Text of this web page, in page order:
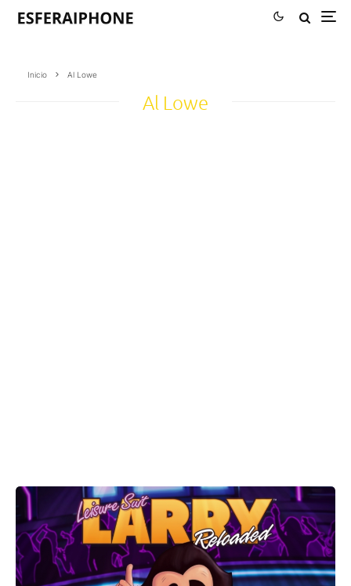
Inicio Al Lowe
Al Lowe